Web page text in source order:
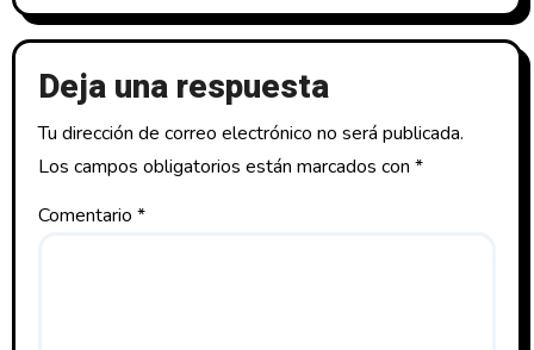
Deja una respuesta
Tu dirección de correo electrónico no será publicada.
Los campos obligatorios están marcados con *
Comentario *